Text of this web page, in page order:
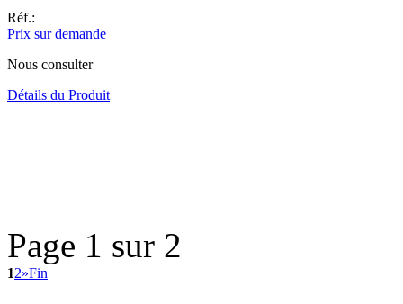
Réf.:
Prix sur demande
Nous consulter
Détails du Produit
Page 1 sur 2
12»Fin